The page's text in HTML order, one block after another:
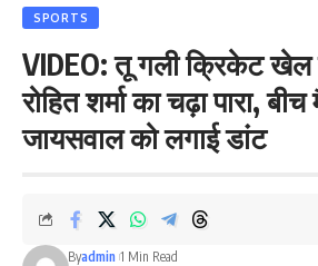
SPORTS
VIDEO: तू गली क्रिकेट खेल
रोहित शर्मा का चढ़ा पारा,
जायसवाल को लगाई डांट
Byadmin 1 Min Read